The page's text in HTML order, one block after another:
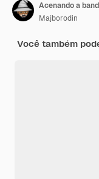
Acenando a
Majborodin
Você também